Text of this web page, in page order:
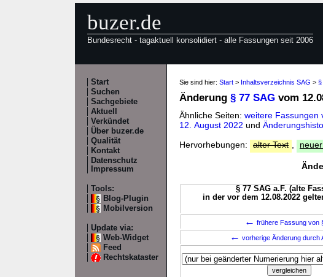
buzer.de
Bundesrecht - tagaktuell konsolidiert - alle Fassungen seit 2006
Start
Suchen
Sachgebiete
Aktuell
Verkündet
Über buzer.de
Qualität
Kontakt
Datenschutz
Impressum
Tools:
Blog-Plugin
Mobilversion
Update via:
Web-Widget
Feed
Rechtskataster
Sie sind hier: Start > Inhaltsverzeichnis SAG > §
Änderung § 77 SAG vom
Ähnliche Seiten: weitere Fassungen
12. August 2022 und
Hervorhebungen:
alter Text
§ 77 SAG a.F. (alte
in der vor dem 12.08.2022
← frühere Fassung von
← vorherige Änderung durch